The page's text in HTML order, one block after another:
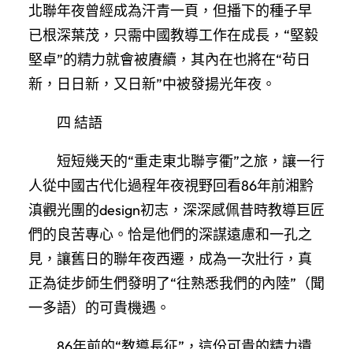
北聯年夜曾經成為汗青一頁，但播下的種子早
已根深葉茂，只需中國教導工作在成長，“堅毅
堅卓”的精力就會被賡續，其內在也將在“茍日
新，日日新，又日新”中被發揚光年夜。
四 結語
短短幾天的“重走東北聯亨衢”之旅，讓一行
人從中國古代化過程年夜視野回看86年前湘黔
滇觀光團的design初志，深深感佩昔時教導巨匠
們的良苦專心。恰是他們的深謀遠慮和一孔之
見，讓舊日的聯年夜西遷，成為一次壯行，真
正為徒步師生們發明了“往熟悉我們的內陸”（聞
一多語）的可貴機遇。